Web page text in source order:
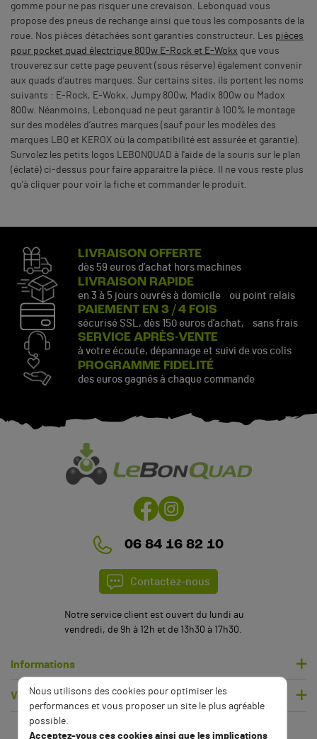
gomme pour ne pas risquer une crevaison. Lebonquad vous
propose des pneus de rechange ainsi que tous les composants de la
roue. Nos pièces détachées sont garanties constructeur. Les pièces
pour pocket quad électrique 800w E-Rock et E-Wokx que vous
trouverez sur cette page peuvent (sous réserve) également convenir
aux quads d’autres marques. Sur certains sites, ils portent les noms
suivants : E-Rock, E-Wokx, Jumpy 800w, Madix 800w ou Madox
800w. Néanmoins, Lebonquad ne peut garantir à 100% le montage
sur des modèles d’autres marques (sauf pour les modèles des
marques LBQ et KEROX où la compatibilité est assurée et garantie).
Survolez les petits logos LEBONQUAD à l'aide de la souris sur le plan
(éclaté) ci-dessus pour faire apparaitre la pièce. Il ne vous reste plus
qu'à cliquer pour voir la fiche et commander le produit.
LIVRAISON OFFERTE
dès 59 euros d’achat hors machines
LIVRAISON RAPIDE
en 3 à 5 jours ouvrés à domicile ou point relais
PAIEMENT EN 3 / 4 FOIS
sécurisé SSL, dès 150 euros d’achat, sans frais
SERVICE APRÈS-VENTE
à votre écoute, dépannage et suivi de vos colis
PROGRAMME FIDELITÉ
des euros gagnés à chaque commande
06 84 16 82 10
Contactez-nous
Notre service client est ouvert du lundi au
vendredi, de 9h à 12h et de 13h30 à 17h30.
Informations
Votre compte
Nous utilisons des cookies pour optimiser les
performances et vous proposer un site le plus agréable
possible.
Acceptez-vous ces cookies ainsi que les implications